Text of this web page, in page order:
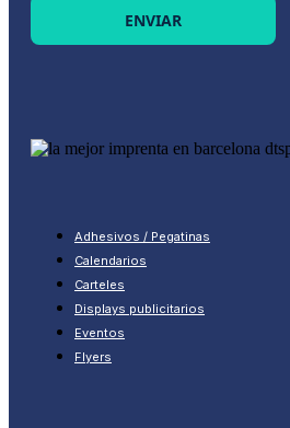
ENVIAR
Adhesivos / Pegatinas
Calendarios
Carteles
Displays publicitarios
Eventos
Flyers